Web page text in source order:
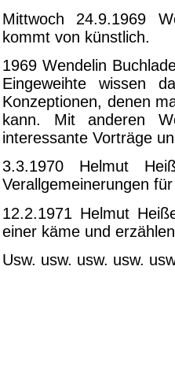
Mittwoch 24.9.1969
kommt von künstlich.
1969 Wendelin
Eingeweihte
Konzeptionen, denen
kann. Mit anderen
interessante Vorträge
3.3.1970 Helmut
Verallgemeinerungen
12.2.1971 Helmut
einer käme und
Usw. usw. usw. usw.